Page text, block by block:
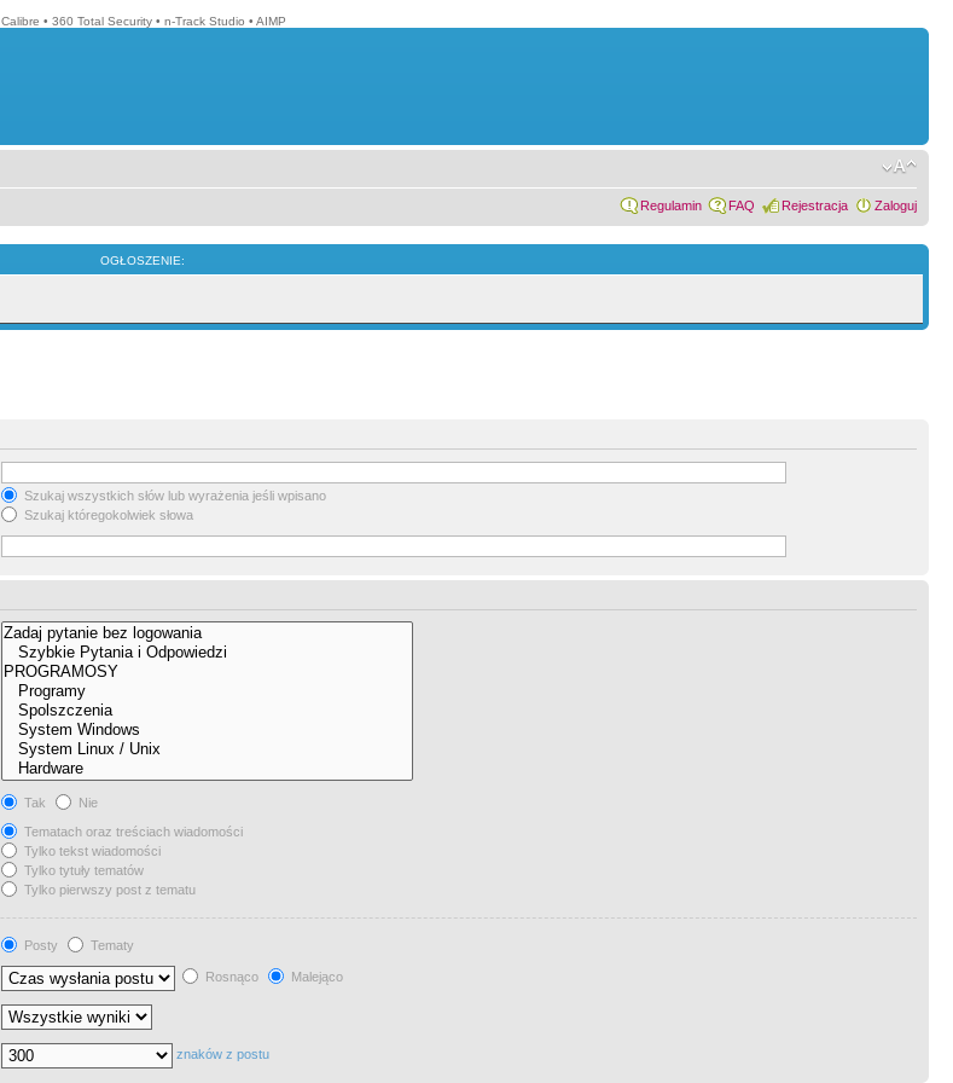
Calibre • 360 Total Security • n-Track Studio • AIMP
Regulamin FAQ Rejestracja Zaloguj
OGŁOSZENIE:
Szukaj wszystkich słów lub wyrażenia jeśli wpisano
Szukaj któregokolwiek słowa
Tak
Nie
Tematach oraz treściach wiadomości
Tylko tekst wiadomości
Tylko tytuły tematów
Tylko pierwszy post z tematu
Posty
Tematy
Rosnąco Malejąco
znaków z postu